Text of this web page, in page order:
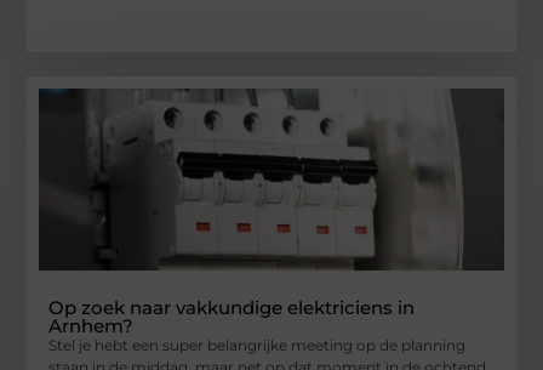
Op zoek naar vakkundige elektriciens in
Arnhem?
Stel je hebt een super belangrijke meeting op de planning